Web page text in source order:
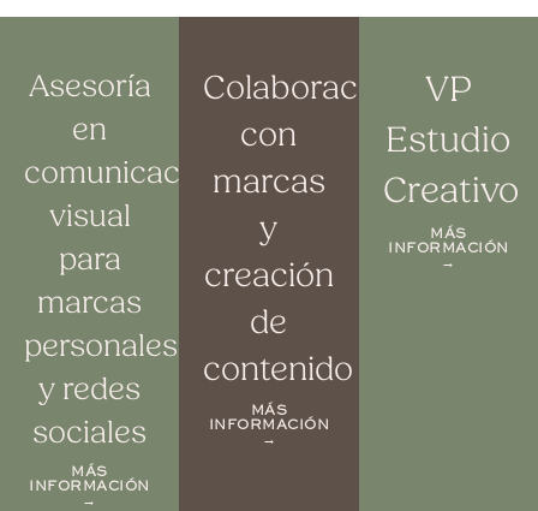
Asesoría
en
comunicación
visual
para
marcas
personales
y redes
sociales
MÁS
INFORMACIÓN
→
Colaboraciones
con
marcas
y
creación
de
contenido
MÁS
INFORMACIÓN
→
VP
Estudio
Creativo
MÁS
INFORMACIÓN
→